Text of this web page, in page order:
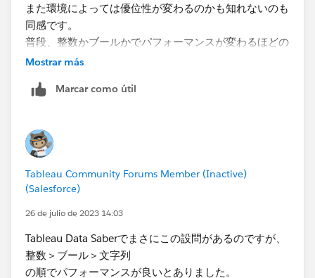
また環境によっては優位性が変わるのかも知れないのも
同感です。
普段、整数かブールかでパフォーマンスが変わるほどの
事例に出会ったことがなかったのですが（パフォーマン
程度）、今回の件で優位性に差が出る場合がある事を認
ありがとうございました。
Mostrar más
Marcar como útil
Tableau Community Forums Member (Inactive)
(Salesforce)
26 de julio de 2023 14:03
Tableau Data Saberでまさにこの設問があるのですが、
整数＞ブール＞文字列
の順でパフォーマンスが良いとありました。